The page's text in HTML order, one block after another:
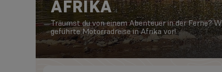
AFRIKA
Träumst du von einem Abenteuer in der Ferne?
geführte Motorradreise in Afrika vor!